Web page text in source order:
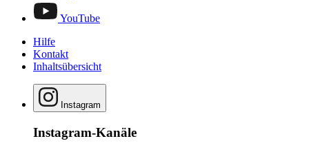
YouTube
Hilfe
Kontakt
Inhaltsübersicht
Instagram
Instagram-Kanäle